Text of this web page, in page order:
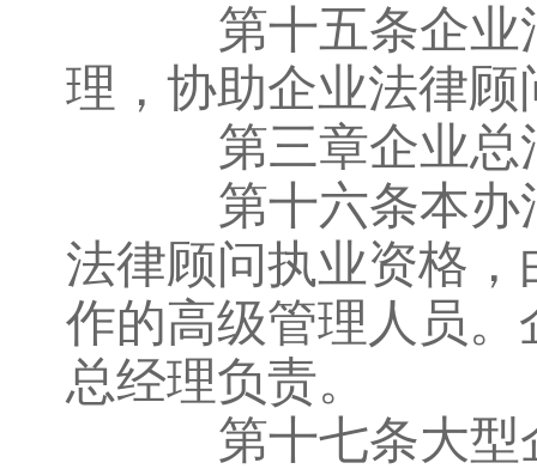
第十五条企业
理，协助企业法律顾
第三章企业总
第十六条本办
法律顾问执业资格
作的高级管理人员
总经理负责。
第十七条大型